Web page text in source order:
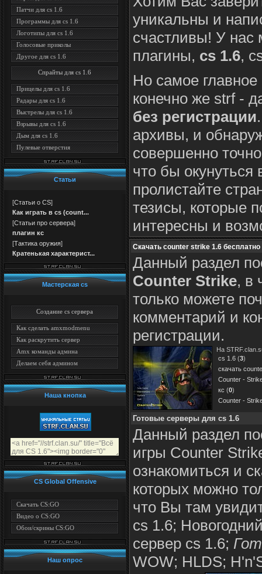
Патчи для cs 1.6
Программы для cs 1.6
Логотипы для cs 1.6
Голосовые приколы
Другое для cs 1.6
Спрайты для cs 1.6
Прицелы для cs 1.6
Радары для cs 1.6
Выстрелы для cs 1.6
Взрывы для cs 1.6
Дым для cs 1.6
Пулевые отверстия
Статьи
[Статьи о CS]
Как играть в cs (count...
[Статьи про сервера]
плагин кс
[Тактика оружия]
Кратенькая характерист...
Мастерская cs
Создание cs сервера
Как сделать amxmodmenu
Как раскрутить сервер
Amx команды админа
Делаем себя админом
Наша кнопка
CS Global Offensive
Скачать CS:GO
Видео о CS:GO
Обои/скрины CS:GO
Наш опрос
уникальны и
счастливы! У
плагины, cs 1.6,
Но самое
конечно же strf -
без регистрации
архивы, и
совершенно
что бы
пролистайте
тезисы, которые
интересны и
Скачать counter strike 1.6 бесплатно
Данный раздел
Counter Strike, в
только можете
комментарий и
регистрации.
На
cs 1.6 (3)
скачать
Counter -
кс (0)
Counter -
Готовые серверы для cs 1.6
Данный раздел
игры Counter
ознакомиться и
которых можно
что Вы там
cs 1.6;
сервер cs 1.6;
WOW; HLDS;